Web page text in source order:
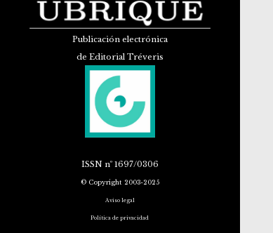
Publicación electrónica
de Editorial Tréveris
ISSNnº 1697/0306
© Copyright 2003-2025
Aviso legal
Política de privacidad